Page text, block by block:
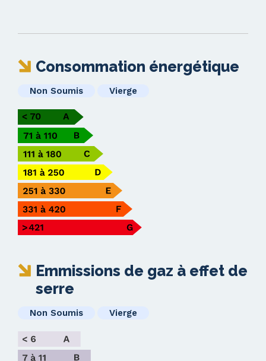
Consommation énergétique
Non Soumis Vierge
Emmissions de gaz à effet de
serre
Non Soumis Vierge